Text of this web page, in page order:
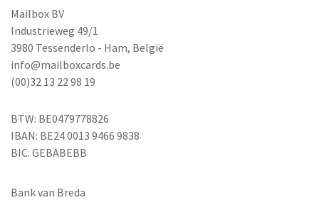
Mailbox BV
Industrieweg 49/1
3980 Tessenderlo - Ham, België
info@mailboxcards.be
(00)32 13 22 98 19
BTW: BE0479778826
IBAN: BE24 0013 9466 9838
BIC: GEBABEBB
Bank van Breda